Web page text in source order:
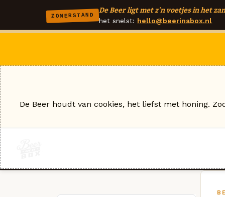
ZOMERSTAND
De Beer ligt met z'n voetjes in het
het snelst: hello@beerinabox.nl
De Beer houdt van cookies, het liefst met honing.